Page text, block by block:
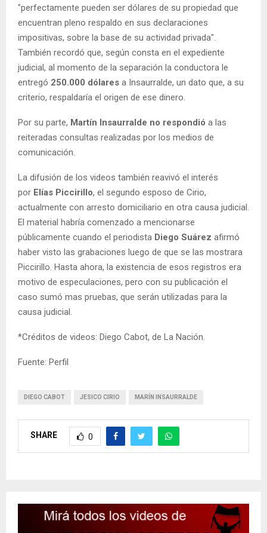
"perfectamente pueden ser dólares de su propiedad que
encuentran pleno respaldo en sus declaraciones
impositivas, sobre la base de su actividad privada".
También recordó que, según consta en el expediente
judicial, al momento de la separación la conductora le
entregó 250.000 dólares a Insaurralde, un dato que, a su
criterio, respaldaría el origen de ese dinero.
Por su parte, Martín Insaurralde no respondió a las
reiteradas consultas realizadas por los medios de
comunicación.
La difusión de los videos también reavivó el interés
por Elías Piccirillo, el segundo esposo de Cirio,
actualmente con arresto domiciliario en otra causa judicial.
El material habría comenzado a mencionarse
públicamente cuando el periodista Diego Suárez afirmó
haber visto las grabaciones luego de que se las mostrara
Piccirillo. Hasta ahora, la existencia de esos registros era
motivo de especulaciones, pero con su publicación el
caso sumó mas pruebas, que serán utilizadas para la
causa judicial.
*Créditos de videos: Diego Cabot, de La Nación.
Fuente: Perfil
DIEGO CABOT JESICO CIRIO MARÍN INSAURRALDE
SHARE 0